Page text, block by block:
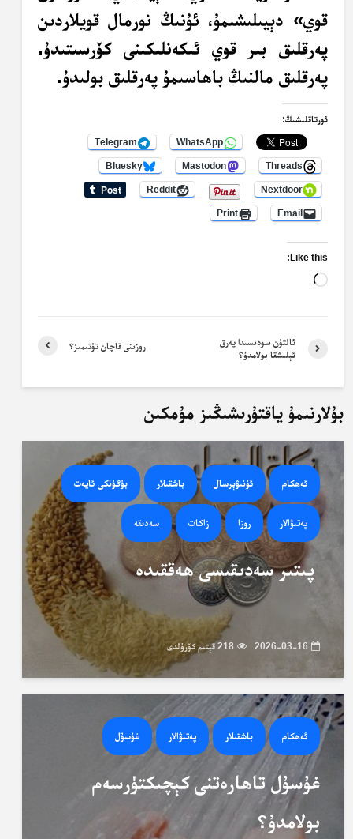
قوي» دېيىلىشىمۇ، ئۇنىڭ نورمال قويلاردىن
پەرقلىق بىر قوي ئىكەنلىكىنى كۆرسىتىدۇ.
پەرقلىق مالنىڭ باھاسىمۇ پەرقلىق بولىدۇ.
ئورتاقلىشىڭ:
WhatsApp
Telegram
Threads
Mastodon
Bluesky
Nextdoor
Reddit
Email
Print
Like this:
Loading…
روزىنى قاچان تۇتىمىز؟
ئالتۇن سودىسىدا پەرق
ئېلىشقا بولامدۇ؟
بۇلارنىمۇ ياقتۇرىشىڭىز مۇمكىن
ئەھكام ئۇنىۋېرسال باشقىلار بۈگۈنكى ئايەت
پەتىۋالار روزا زاكات سەدىقە
پىتىر سەدىقىسى ھەققىدە
2026-03-16 218 قېتىم كۆرۈلدى
ئەھكام باشقىلار پەتىۋالار غۇسۇل
غۇسۇل تاھارەتنى كېچىكتۈرسەم
بولامدۇ؟